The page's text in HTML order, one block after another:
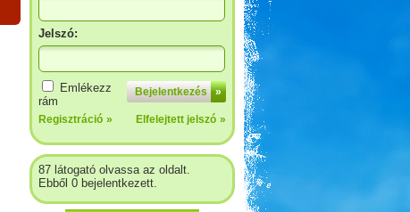
Jelszó:
Bejelentkezés »
Emlékezz
rám
Regisztráció » Elfelejtett jelszó »
87 látogató olvassa az oldalt.
Ebből 0 bejelentkezett.